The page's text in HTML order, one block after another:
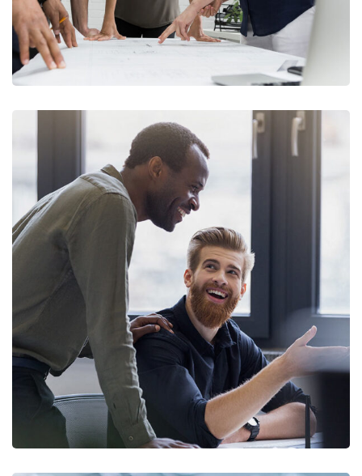
Digital Marketing
FINANCE/ MARKETING